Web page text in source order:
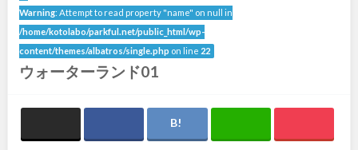
バスケットボール
彫刻・アート 桜・梅の名所
洋式庭園
ドッグラン ローラー滑り台
Pickup
花の名所 プレーパーク 公園グルメ
インクルーシブパーク
屋根付き遊び場
スケートパーク
ライトアップ イルミネーション
イベント
秋田
カフェ・レストラン
サッカー・フットサル
ランニングコース
動物園・ふれあい
歴史・文化財
屋内遊び場
アスレチックコース
Warning: Attempt to read property "name" on null in
/home/kotolabo/parkful.net/public_html/wp-
content/themes/albatros/single.php on line 22
ウォーターランド01